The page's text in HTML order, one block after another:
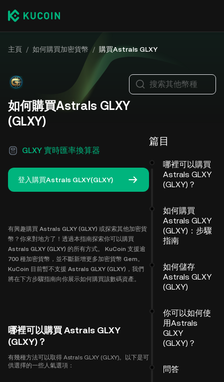
主頁 / 如何購買加密貨幣 / 購買Astrals GLXY
如何購買Astrals GLXY
(GLXY)
GLXY 實時匯率換算器
登入購買Astrals GLXY(GLXY)
有興趣購買 Astrals GLXY (GLXY) 或探索其他加密貨
幣？你來對地方了！透過本指南探索你可以購買
Astrals GLXY (GLXY) 的所有方式。 KuCoin 支援逾
700 種加密貨幣，並不斷新增更多加密貨幣 Gem。
KuCoin 目前暫不支援 Astrals GLXY (GLXY)，我們
將在下方步驟指南向你展示如何購買該數碼資產。
哪裡可以購買 Astrals GLXY
(GLXY)？
有幾種方法可以取得 Astrals GLXY (GLXY)。以下是可
供選擇的一些人氣選項：
搜索其他幣種
篇目
哪裡可以購買
Astrals GLXY
(GLXY)？
如何購買
Astrals GLXY
(GLXY)：步驟
指南
如何儲存
Astrals GLXY
(GLXY)
你可以如何使
用Astrals
GLXY
(GLXY)？
問答